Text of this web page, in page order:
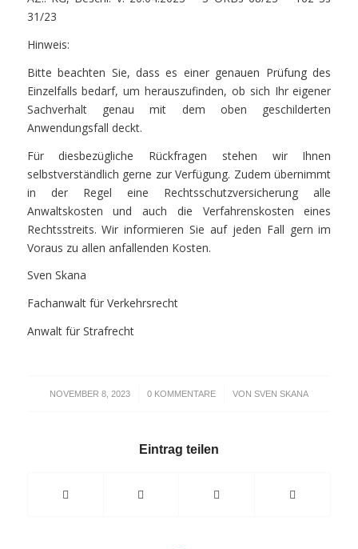
31/23
Hinweis:
Bitte beachten Sie, dass es einer genauen Prüfung des
Einzelfalls bedarf, um herauszufinden, ob sich Ihr eigener
Sachverhalt genau mit dem oben geschilderten
Anwendungsfall deckt.
Für diesbezügliche Rückfragen stehen wir Ihnen
selbstverständlich gerne zur Verfügung. Zudem übernimmt
in der Regel eine Rechtsschutzversicherung alle
Anwaltskosten und auch die Verfahrenskosten eines
Rechtsstreits. Wir informieren Sie auf jeden Fall gern im
Voraus zu allen anfallenden Kosten.
Sven Skana
Fachanwalt für Verkehrsrecht
Anwalt für Strafrecht
NOVEMBER 8, 2023
/ 0 KOMMENTARE
/ VON SVEN SKANA
Eintrag teilen